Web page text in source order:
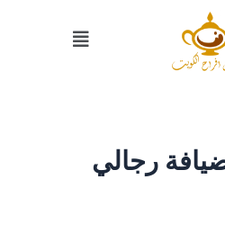
القائمة
رجالي